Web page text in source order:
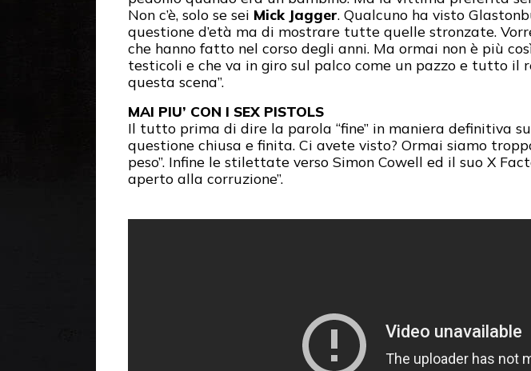
Non c’è, solo se sei Mick Jagger. Qualcuno ha visto
questione d’età ma di mostrare tutte quelle stronzate.
che hanno fatto nel corso degli anni. Ma ormai non è più
testicoli e che va in giro sul palco come un pazzo e tutto
questa scena”.
MAI PIU’ CON I SEX PISTOLS
Il tutto prima di dire la parola “fine” in maniera definitiva
questione chiusa e finita. Ci avete visto? Ormai siamo
peso”. Infine le stilettate verso Simon Cowell ed il suo X
aperto alla corruzione”.